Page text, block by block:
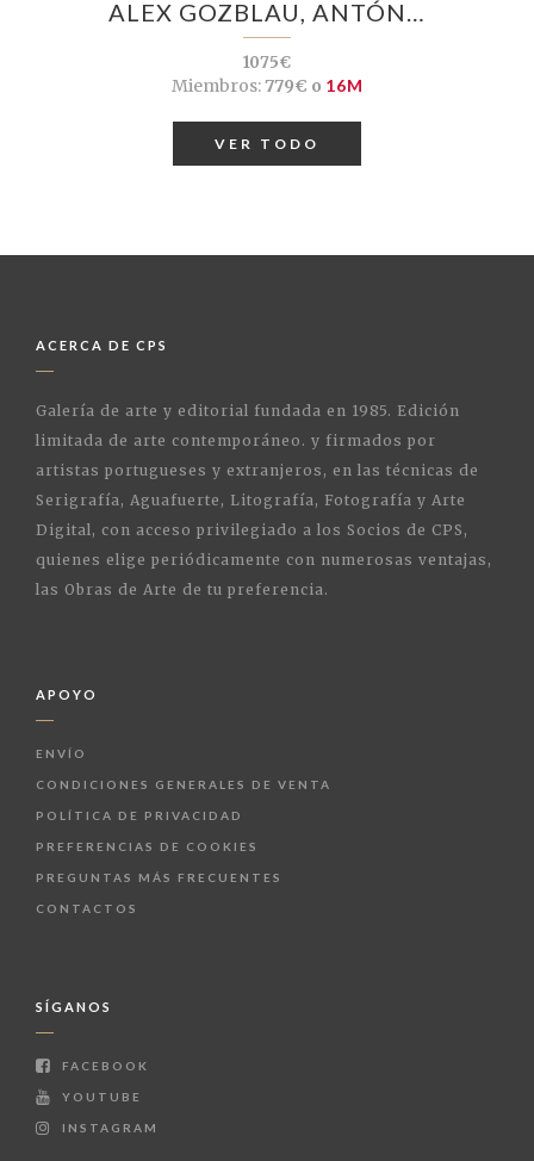
ALEX GOZBLAU, ANTÓN…
1075€
Miembros:779€ o 16M
VER TODO
ACERCA DE CPS
Galería de arte y editorial fundada en 1985. Edición
limitada de arte contemporáneo. y firmados por
artistas portugueses y extranjeros, en las técnicas de
Serigrafía, Aguafuerte, Litografía, Fotografía y Arte
Digital, con acceso privilegiado a los Socios de CPS,
quienes elige periódicamente con numerosas ventajas,
las Obras de Arte de tu preferencia.
APOYO
ENVÍO
CONDICIONES GENERALES DE VENTA
POLÍTICA DE PRIVACIDAD
PREFERENCIAS DE COOKIES
PREGUNTAS MÁS FRECUENTES
CONTACTOS
SÍGANOS
FACEBOOK
YOUTUBE
INSTAGRAM